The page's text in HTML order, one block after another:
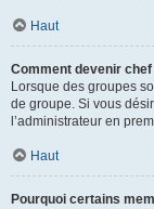
Haut
Comment devenir chef
Lorsque des groupes
de groupe. Si vous
l’administrateur en
Haut
Pourquoi certains